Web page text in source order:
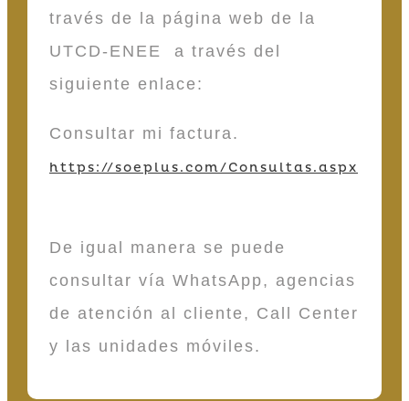
través de la página web de la
UTCD-ENEE a través del
siguiente enlace:
Consultar mi factura.
https://soeplus.com/Consultas.aspx
De igual manera se puede
consultar vía WhatsApp, agencias
de atención al cliente, Call Center
y las unidades móviles.